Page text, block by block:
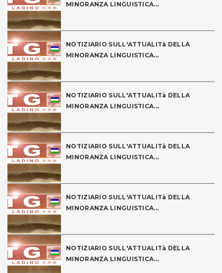
MINORANZA LINGUISTICA...
NOTIZIARIO SULL'ATTUALITà DELLA
MINORANZA LINGUISTICA...
NOTIZIARIO SULL'ATTUALITà DELLA
MINORANZA LINGUISTICA...
NOTIZIARIO SULL'ATTUALITà DELLA
MINORANZA LINGUISTICA...
NOTIZIARIO SULL'ATTUALITà DELLA
MINORANZA LINGUISTICA...
NOTIZIARIO SULL'ATTUALITà DELLA
MINORANZA LINGUISTICA...